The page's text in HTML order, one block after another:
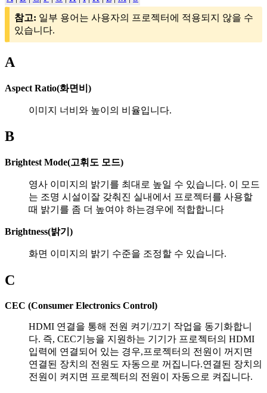
참고: 일부 용어는 사용자의 프로젝터에 적용되지 않을 수
있습니다.
A
Aspect Ratio(화면비)
이미지 너비와 높이의 비율입니다.
B
Brightest Mode(고휘도 모드)
영사 이미지의 밝기를 최대로 높일 수 있습니다. 이 모드
는 조명 시설이잘 갖춰진 실내에서 프로젝터를 사용할
때 밝기를 좀 더 높여야 하는경우에 적합합니다
Brightness(밝기)
화면 이미지의 밝기 수준을 조정할 수 있습니다.
C
CEC (Consumer Electronics Control)
HDMI 연결을 통해 전원 켜기/끄기 작업을 동기화합니
다. 즉, CEC기능을 지원하는 기기가 프로젝터의 HDMI
입력에 연결되어 있는 경우,프로젝터의 전원이 꺼지면
연결된 장치의 전원도 자동으로 꺼집니다.연결된 장치의
전원이 켜지면 프로젝터의 전원이 자동으로 켜집니다.